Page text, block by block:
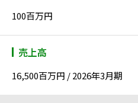
100百万円
売上高
16,500百万円 / 2026年3月期